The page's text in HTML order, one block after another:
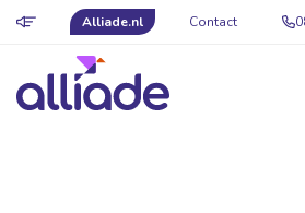
Alliade.nl Contact